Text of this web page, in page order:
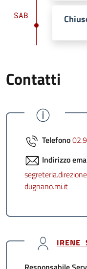
SAB
Contatti
Telefono
Indirizzo
dugnano.mi.it
IRENE